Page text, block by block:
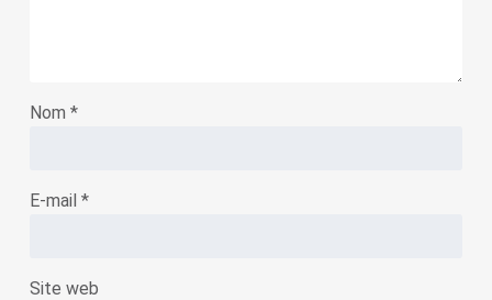
Nom *
E-mail *
Site web